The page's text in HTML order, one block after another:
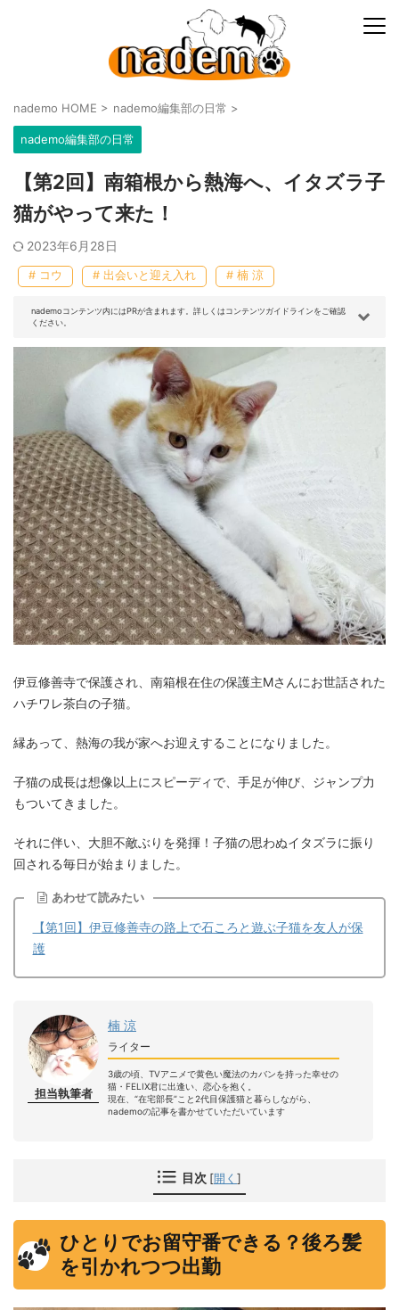
nademo HOME > nademo編集部の日常 >
nademo編集部の日常
【第2回】南箱根から熱海へ、イタズラ子
猫がやって来た！
2023年6月28日
# コウ # 出会いと迎え入れ # 楠 涼
nademoコンテンツ内にはPRが含まれます。詳しくはコンテンツガイドラインをご確認
ください。
伊豆修善寺で保護され、南箱根在住の保護主Mさんにお世話された
ハチワレ茶白の子猫。
縁あって、熱海の我が家へお迎えすることになりました。
子猫の成長は想像以上にスピーディで、手足が伸び、ジャンプ力
もついてきました。
それに伴い、大胆不敵ぶりを発揮！子猫の思わぬイタズラに振り
回される毎日が始まりました。
あわせて読みたい
【第1回】伊豆修善寺の路上で石ころと遊ぶ子猫を友人が保
護
担当執筆者
楠 涼
ライター
3歳の頃、TVアニメで黄色い魔法のカバンを持った幸せの
猫・FELIX君に出逢い、恋心を抱く。
現在、“在宅部長”こと2代目保護猫と暮らしながら、
nademoの記事を書かせていただいています
目次 [開く ]
ひとりでお留守番できる？後ろ髪
を引かれつつ出勤